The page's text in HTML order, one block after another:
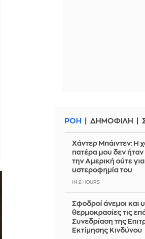
ΡΟΗ ΔΗΜΟΦΙΛΗ
Χάντερ Μπάιντεν: Η
πατέρα μου δεν ήταν
την Αμερική ούτε
υστεροφημία του
IN 2 HOURS
Σφοδροί άνεμοι και
θερμοκρασίες τις
Συνεδρίαση της
Εκτίμησης Κινδύνου